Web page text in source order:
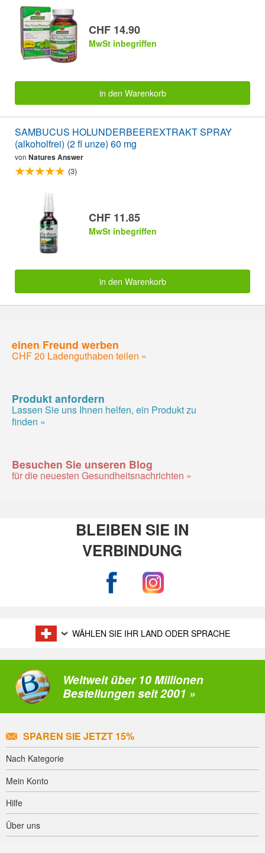
CHF 14.90
MwSt inbegriffen
in den Warenkorb
SAMBUCUS HOLUNDERBEEREXTRAKT SPRAY
(alkoholfrei) (2 fl unze) 60 mg
von Natures Answer
(3)
CHF 11.85
MwSt inbegriffen
in den Warenkorb
einen Freund werben
CHF 20 Ladenguthaben teilen »
Produkt anfordern
Lassen Sie uns Ihnen helfen, ein Produkt zu
finden »
Besuchen Sie unseren Blog
für die neuesten Gesundheitsnachrichten »
BLEIBEN SIE IN
VERBINDUNG
WÄHLEN SIE IHR LAND ODER SPRACHE
Weltweit über 10 Millionen
Bestellungen seit 2001 »
SPAREN SIE JETZT 15%
Nach Kategorie
Mein Konto
Hilfe
Über uns